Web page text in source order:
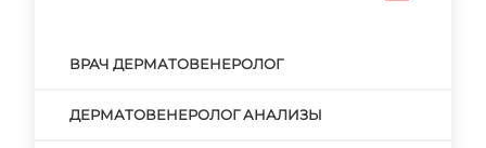
ВРАЧ ДЕРМАТОВЕНЕРОЛОГ
ДЕРМАТОВЕНЕРОЛОГ АНАЛИЗЫ